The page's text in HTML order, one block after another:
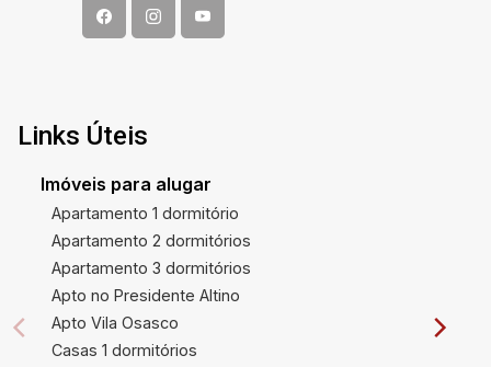
Links Úteis
Imóveis para alugar
Apartamento 1 dormitório
Apartamento 2 dormitórios
Apartamento 3 dormitórios
Apto no Presidente Altino
Apto Vila Osasco
Casas 1 dormitórios